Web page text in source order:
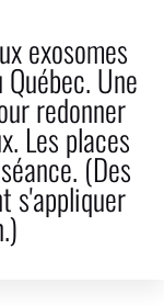
Twitter
electrónico
exosomes
Une
redonner
Les places
(Des
s'appliquer